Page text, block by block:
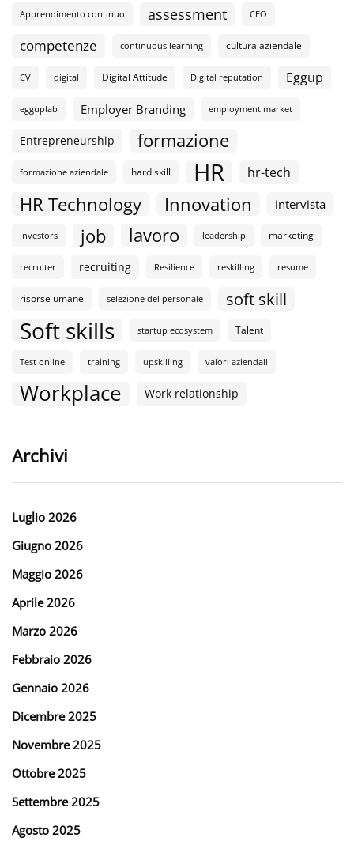
Apprendimento continuo assessment CEO
competenze continuous learning cultura aziendale
CV digital Digital Attitude Digital reputation Eggup
egguplab Employer Branding employment market
Entrepreneurship formazione
formazione aziendale hard skill HR hr-tech
HR Technology Innovation intervista
Investors job lavoro leadership marketing
recruiter recruiting Resilience reskilling resume
risorse umane selezione del personale soft skill
Soft skills startup ecosystem Talent
Test online training upskilling valori aziendali
Workplace Work relationship
Archivi
Luglio 2026
Giugno 2026
Maggio 2026
Aprile 2026
Marzo 2026
Febbraio 2026
Gennaio 2026
Dicembre 2025
Novembre 2025
Ottobre 2025
Settembre 2025
Agosto 2025